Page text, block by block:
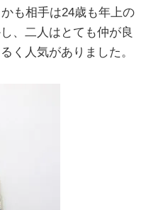
も相手は24歳も年上の
、二人はとても仲が良
く人気がありました。